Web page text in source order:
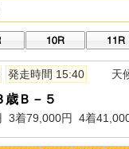
発走時間 15:40 天
歳Ｂ－５
3着79,000円 4着